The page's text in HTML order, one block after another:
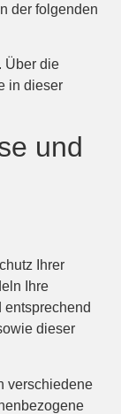
der folgenden
Über die
in dieser
und
Ihrer
Ihre
dieser
verschiedene